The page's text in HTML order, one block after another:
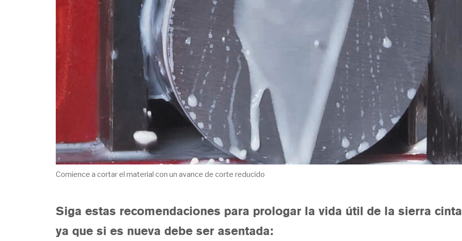
Comience a cortar el material con un avance de corte reducido
Siga estas recomendaciones para prologar la vida útil de la sierra cinta
ya que si es nueva debe ser asentada: